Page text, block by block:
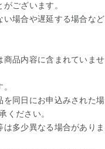
ございます。
場合や遅延する場合など
品内容に含まれていませ
同日にお申込みされた場
ください。
多少異なる場合がありま